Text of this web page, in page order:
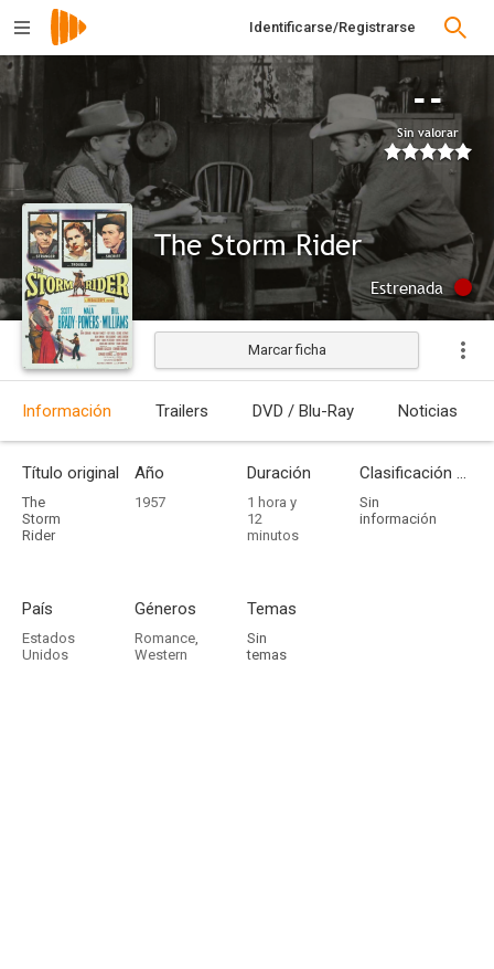
Identificarse/Registrarse
--
Sin valorar
The Storm Rider
Estrenada
Marcar ficha
Información Trailers DVD / Blu-Ray Noticias
Título original
The
Storm
Rider
Año
1957
Duración
1 hora y
12
minutos
Clasificación por edades
Sin
información
País
Estados
Unidos
Géneros
Romance,
Western
Temas
Sin
temas